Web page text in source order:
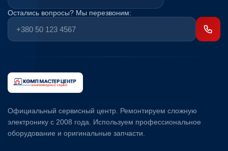
Остались вопросы? Мы перезвоним:
Официальный сервисный центр. Ремонтируем сложную
электронику с 2008 года. Используем профессиональное
оборудование и оригинальные запчасти.